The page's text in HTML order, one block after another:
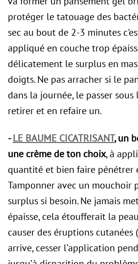
protéger le tatouage des
sec au bout de 2-3 minutes
appliqué en couche trop
délicatement le surplus en
doigts. Ne pas arracher si le
dans la journée, le passer sous
retirer et en refaire un.
-LE BAUME CICATRISANT, un
une crème de ton choix, à
quantité et bien faire pénétrer
Tamponner avec un mouchoir
surplus si besoin. Ne jamais
épaisse, cela étoufferait la
causer des éruptions cutanées
arrive, cesser l’application